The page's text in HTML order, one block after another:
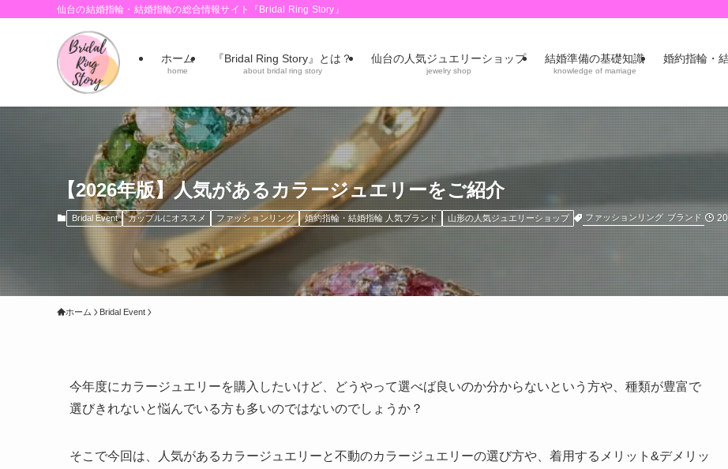
仙台の結婚指輪・結婚指輪の総合情報サイト『Bridal Ring Story』
ホーム
home
『Bridal Ring Story』とは？
about bridal ring story
仙台の人気ジュエリーショップ
jewelry shop
結婚準備の基礎知識
knowledge of marriage
婚約指輪・
【2026年版】人気があるカラージュエリーをご紹介
Bridal Event カップルにオススメ ファッションリング 婚約指輪・結婚指輪 人気ブランド 山形の人気ジュエリーショップ ファッションリング ブランド
ホーム Bridal Event
今年度にカラージュエリーを購入したいけど、どうやって選べば良いのか分からないという方や、種類が豊富で
選びきれないと悩んでいる方も多いのではないのでしょうか？
そこで今回は、人気があるカラージュエリーと不動のカラージュエリーの選び方や、着用するメリット&デメリッ